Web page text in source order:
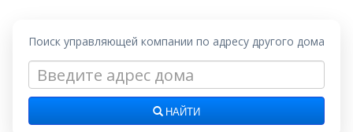
Поиск управляющей компании по адресу другого дома
НАЙТИ